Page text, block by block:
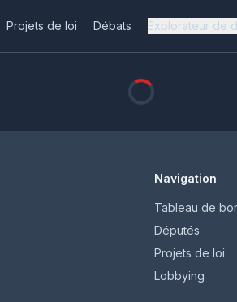
Projets de loi Débats Explorateur de
Navigation
Tableau de
Députés
Projets de loi
Lobbying